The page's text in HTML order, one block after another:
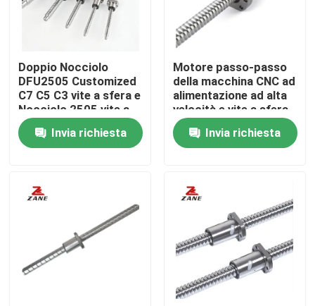
Casa
Prodotti
Chi siamo
Fatory Tour
Doppio Nocciolo
DFU2505 Customized
C7 C5 C3 vite a sfera e
Nocciolo 2505 vite a
sfera per CNC
Invia richiesta
Motore passo-passo
della macchina CNC ad
alimentazione ad alta
velocità e vite a sfera
e dadi SFS3210
Invia richiesta